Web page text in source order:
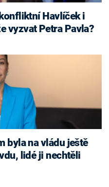
vyzvat Petra Pavla?
byla na vládu ještě
lidé ji nechtěli